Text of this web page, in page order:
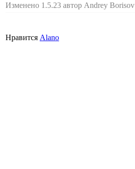
Изменено 1.5.23 автор Andrey Borisov
Нравится Alano